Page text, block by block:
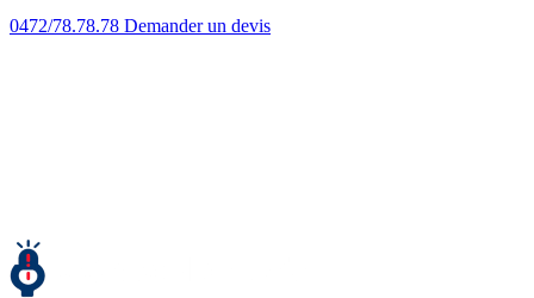
0472/78.78.78 Demander un devis